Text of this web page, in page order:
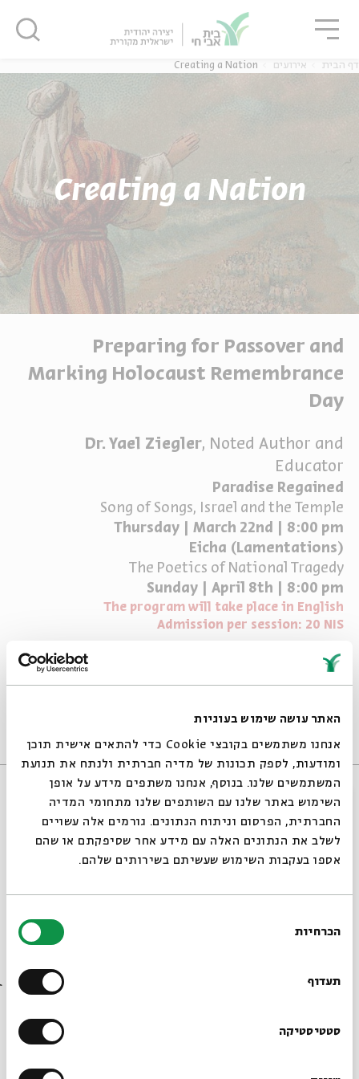
האתר עושה שימוש בעוגיות
אנחנו משתמשים בקובצי Cookie כדי להתאים אישית תוכן
ומודעות, לספק תכונות של מדיה חברתית ולנתח את תנועת
המשתמשים שלנו. בנוסף, אנחנו משתפים מידע על אופן
השימוש באתר שלנו עם השותפים שלנו מתחומי המדיה
החברתית, הפרסום וניתוח הנתונים. גורמים אלה עשויים
לשלב את הנתונים האלה עם מידע אחר שסיפקתם או שהם
אספו בעקבות השימוש שעשיתם בשירותים שלהם.
הסכמה
הכרחיות
תעדוף
סטטיסטיקה
דף הבית אירועים Creating a Nation
Creating a Nation
Preparing for Passover and
Marking Holocaust Remembrance
Day
Dr. Yael Ziegler, Noted Author and
Educator
Paradise Regained
Song of Songs, Israel and the Temple
Thursday | March 22nd | 8:00 pm
Eicha (Lamentations)
The Poetics of National Tragedy
Sunday | April 8th | 8:00 pm
The program will take place in English
Admission per session: 20 NIS
אירועים שהתקיימו
סגור
סגור